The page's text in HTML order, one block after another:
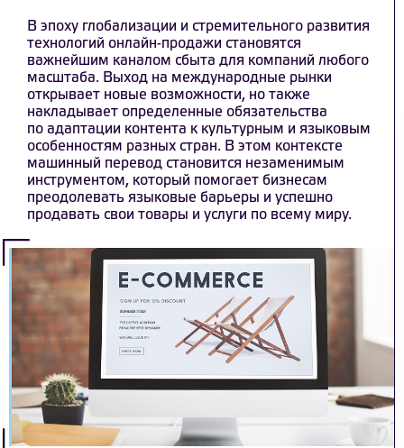
В эпоху глобализации и стремительного развития
технологий онлайн-продажи становятся
важнейшим каналом сбыта для компаний любого
масштаба. Выход на международные рынки
открывает новые возможности, но также
накладывает определенные обязательства
по адаптации контента к культурным и языковым
особенностям разных стран. В этом контексте
машинный перевод становится незаменимым
инструментом, который помогает бизнесам
преодолевать языковые барьеры и успешно
продавать свои товары и услуги по всему миру.